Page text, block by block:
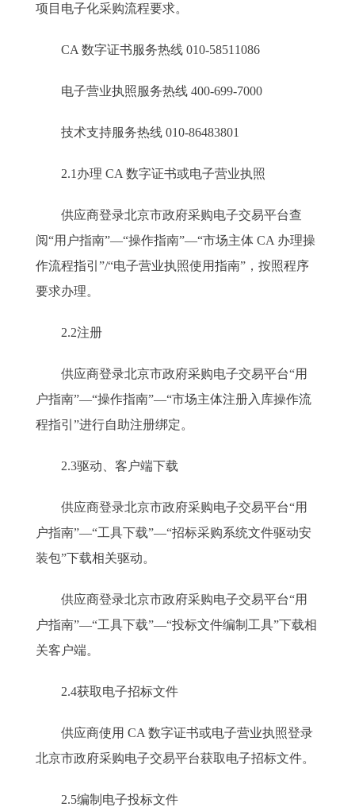
项目电子化采购流程要求。
CA 数字证书服务热线 010-58511086
电子营业执照服务热线 400-699-7000
技术支持服务热线 010-86483801
2.1办理 CA 数字证书或电子营业执照
供应商登录北京市政府采购电子交易平台查
阅“用户指南”—“操作指南”—“市场主体 CA 办理操
作流程指引”/“电子营业执照使用指南”，按照程序
要求办理。
2.2注册
供应商登录北京市政府采购电子交易平台“用
户指南”—“操作指南”—“市场主体注册入库操作流
程指引”进行自助注册绑定。
2.3驱动、客户端下载
供应商登录北京市政府采购电子交易平台“用
户指南”—“工具下载”—“招标采购系统文件驱动安
装包”下载相关驱动。
供应商登录北京市政府采购电子交易平台“用
户指南”—“工具下载”—“投标文件编制工具”下载相
关客户端。
2.4获取电子招标文件
供应商使用 CA 数字证书或电子营业执照登录
北京市政府采购电子交易平台获取电子招标文件。
2.5编制电子投标文件